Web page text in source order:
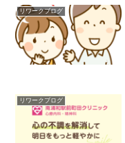
リワークブログ
リワークブログ